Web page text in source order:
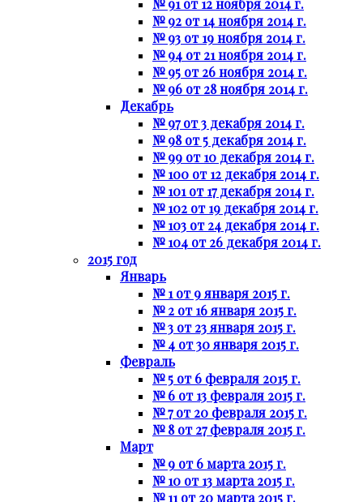
№ 91 от 12 ноября 2014 г.
№ 92 от 14 ноября 2014 г.
№ 93 от 19 ноября 2014 г.
№ 94 от 21 ноября 2014 г.
№ 95 от 26 ноября 2014 г.
№ 96 от 28 ноября 2014 г.
Декабрь
№ 97 от 3 декабря 2014 г.
№ 98 от 5 декабря 2014 г.
№ 99 от 10 декабря 2014 г.
№ 100 от 12 декабря 2014 г.
№ 101 от 17 декабря 2014 г.
№ 102 от 19 декабря 2014 г.
№ 103 от 24 декабря 2014 г.
№ 104 от 26 декабря 2014 г.
2015 год
Январь
№ 1 от 9 января 2015 г.
№ 2 от 16 января 2015 г.
№ 3 от 23 января 2015 г.
№ 4 от 30 января 2015 г.
Февраль
№ 5 от 6 февраля 2015 г.
№ 6 от 13 февраля 2015 г.
№ 7 от 20 февраля 2015 г.
№ 8 от 27 февраля 2015 г.
Март
№ 9 от 6 марта 2015 г.
№ 10 от 13 марта 2015 г.
№ 11 от 20 марта 2015 г.